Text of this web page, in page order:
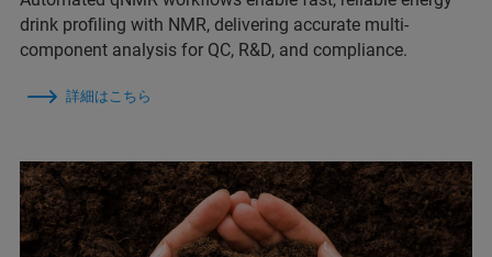
drink profiling with NMR, delivering accurate multi-
component analysis for QC, R&D, and compliance.
詳細はこちら